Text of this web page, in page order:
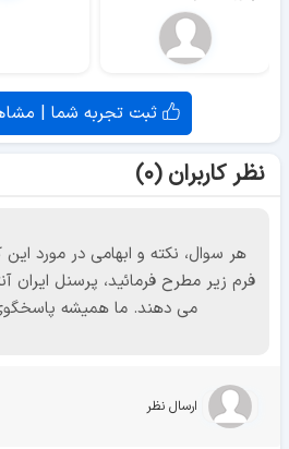
ثبت تجربه شما |
نظر کاربران (۰)
هر سوال، نکته و ابهامی در مورد این
فرم زیر مطرح فرمائید، پرسنل
می دهند. ما همیشه
ارسال نظر